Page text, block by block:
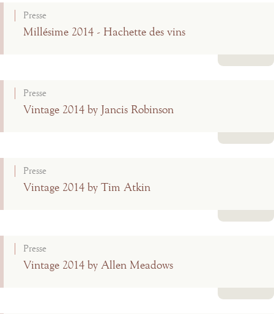
Presse
Millésime 2014 - Hachette des vins
Presse
Vintage 2014 by Jancis Robinson
Presse
Vintage 2014 by Tim Atkin
Presse
Vintage 2014 by Allen Meadows